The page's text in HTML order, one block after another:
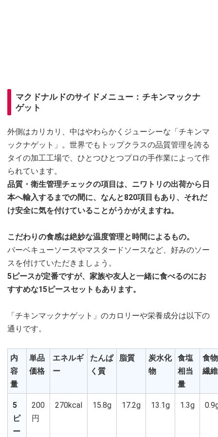
マクドナルドのサイドメニュー：チキンマックナ
ゲット
外側はカリカリ、中はやわらかくジューシーな「チキンマ
ックナゲット」。世界でもトップクラスの品質管理を誇る
タイの加工工場で、ひとつひとつプロの手作業によって作
られています。
品質・衛生管理チェックの項目は、ニワトリの出荷から日
本へ輸入するまでの間に、なんと820項目もあり、それだ
け安全に気を付けていることがうかがえますね。
こだわりの食感は絶妙な温度管理と時間によるもの。
バーベキューソースやマスタードソースなど、好みのソー
スを付けていただきましょう。
5ピースが定番ですが、家族や友人と一緒に食べるのにお
すすめな15ピースセットもあります。
「チキンマックナゲット」のカロリーや栄養成分は以下の
通りです。
内
容
量
単品
価格
エネルギ
ー
たんぱ
く質
脂質
炭水化
物
食塩
相当
量
食物
繊維
5
ピ
ー
200
円
270kcal 15.8g 17.2g 13.1g 1.3g